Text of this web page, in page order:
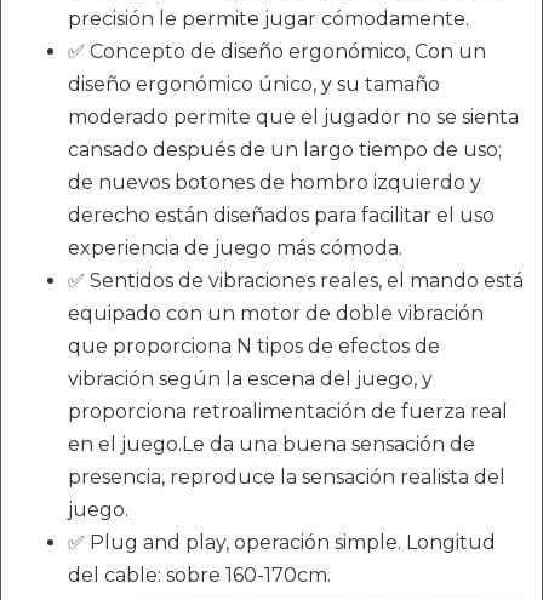
precisión le permite jugar cómodamente.
✅ Concepto de diseño ergonómico, Con un
diseño ergonómico único, y su tamaño
moderado permite que el jugador no se sienta
cansado después de un largo tiempo de uso;
de nuevos botones de hombro izquierdo y
derecho están diseñados para facilitar el uso
experiencia de juego más cómoda.
✅ Sentidos de vibraciones reales, el mando está
equipado con un motor de doble vibración
que proporciona N tipos de efectos de
vibración según la escena del juego, y
proporciona retroalimentación de fuerza real
en el juego.Le da una buena sensación de
presencia, reproduce la sensación realista del
juego.
✅ Plug and play, operación simple. Longitud
del cable: sobre 160-170cm.